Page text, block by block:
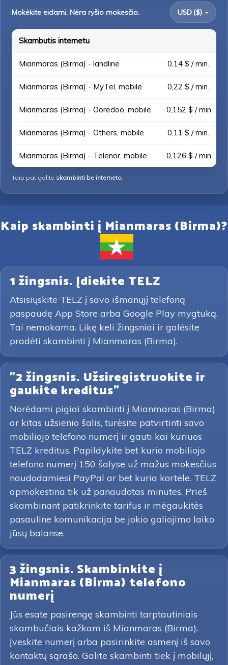
Mokėkite eidami. Nėra ryšio mokesčio. USD ($)
Skambutis internetu
Mianmaras (Birma) - landline 0,14 $ / min.
Mianmaras (Birma) - MyTel, mobile 0,22 $ / min.
Mianmaras (Birma) - Ooredoo, mobile 0,152 $ / min.
Mianmaras (Birma) - Others, mobile 0,11 $ / min.
Mianmaras (Birma) - Telenor, mobile 0,126 $ / min.
Taip pat galite skambinti be interneto.
Kaip skambinti į Mianmaras (Birma)?
1 žingsnis. Įdiekite TELZ
Atsisiųskite TELZ į savo išmanųjį telefoną
paspaudę App Store arba Google Play mygtuką.
Tai nemokama. Likę keli žingsniai ir galėsite
pradėti skambinti į Mianmaras (Birma).
"2 žingsnis. Užsiregistruokite ir
gaukite kreditus"
Norėdami pigiai skambinti į Mianmaras (Birma)
ar kitas užsienio šalis, turėsite patvirtinti savo
mobiliojo telefono numerį ir gauti kai kuriuos
TELZ kreditus. Papildykite bet kurio mobiliojo
telefono numerį 150 šalyse už mažus mokesčius
naudodamiesi PayPal ar bet kuria kortele. TELZ
apmokestina tik už panaudotas minutes. Prieš
skambinant patikrinkite tarifus ir mėgaukitės
pasauline komunikacija be jokio galiojimo laiko
jūsų balanse.
3 žingsnis. Skambinkite į
Mianmaras (Birma) telefono
numerį
Jūs esate pasirengę skambinti tarptautiniais
skambučiais kažkam iš Mianmaras (Birma).
Įveskite numerį arba pasirinkite asmenį iš savo
kontaktų sąrašo. Galite skambinti tiek į mobilųjį,